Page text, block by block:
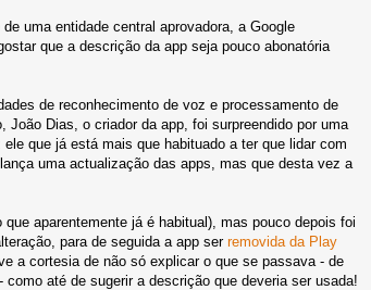
uma entidade central aprovadora, a Google
que a descrição da app seja pouco abonatória
de reconhecimento de voz e processamento de
João Dias, o criador da app, foi surpreendido por uma
que já está mais que habituado a ter que lidar com
uma actualização das apps, mas que desta vez a
aparentemente já é habitual), mas pouco depois foi
para de seguida a app ser removida da Play
a cortesia de não só explicar o que se passava - de
até de sugerir a descrição que deveria ser usada!